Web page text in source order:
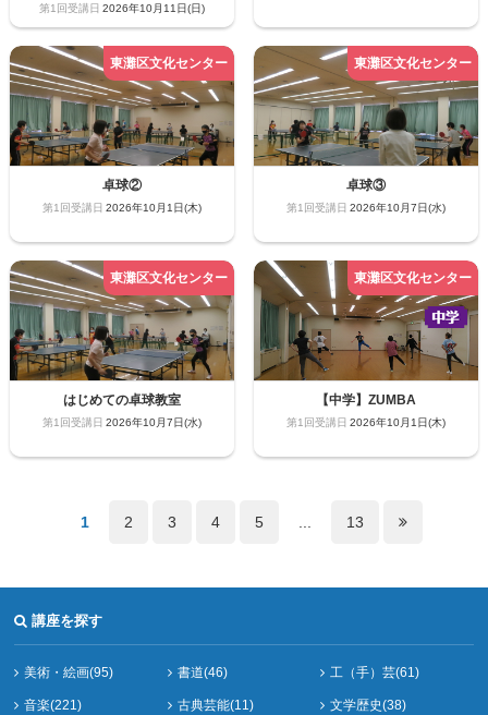
2026年10月11日(日)
卓球②
2026年10月1日(木)
卓球③
2026年10月7日(水)
はじめての卓球教室
2026年10月7日(水)
【中学】ZUMBA
2026年10月1日(木)
1 2 3 4 5 13
講座を探す
美術・絵画(95) 書道(46) 工（手）芸(61)
音楽(221) 古典芸能(11) 文学歴史(38)